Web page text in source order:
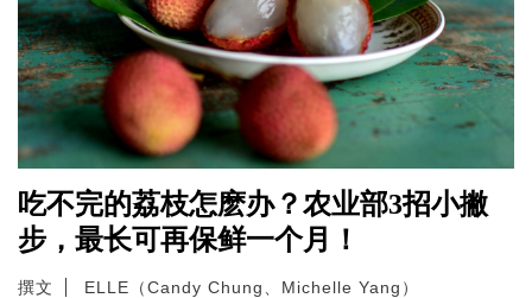
吃不完的荔枝怎麽办？农业部3招小撇
步，最长可再保鲜一个月！
撰文 ELLE（Candy Chung、Michelle Yang）